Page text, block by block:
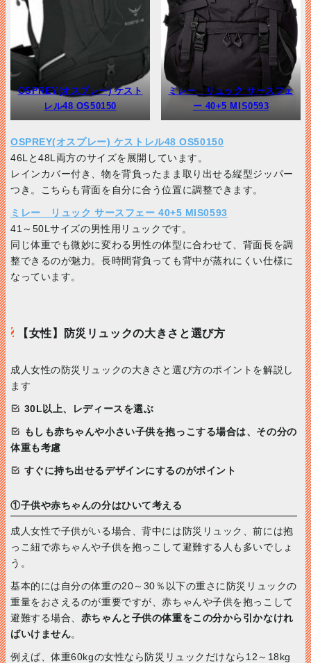
OSPREY(オスプレー) ケスト
レル48 OS50150
ミレー リュック サースフェ
ー 40+5 MIS0593
OSPREY(オスプレー) ケストレル48 OS50150
46Lと48L両方のサイズを展開しています。
レインカバー付き、物を背負ったまま取り出せる縦型ジッパー
つき。こちらも背面を自分に合う位置に調整できます。
ミレー リュック サースフェー 40+5 MIS0593
41～50Lサイズの男性用リュックです。
同じ体重でも微妙に変わる男性の体型に合わせて、背面長を調
整できるのが魅力。長時間背負っても背中が蒸れにくい仕様に
なっています。
【女性】防災リュックの大きさと選び方
成人女性の防災リュックの大きさと選び方のポイントを解説し
ます
30L以上、レディースを選ぶ
もしも赤ちゃんや小さい子供を抱っこする場合は、その分の
体重も考慮
すぐに持ち出せるデザインにするのがポイント
①子供や赤ちゃんの分はひいて考える
成人女性で子供がいる場合、背中には防災リュック、前には抱
っこ紐で赤ちゃんや子供を抱っこして避難する人も多いでしょ
う。
基本的には自分の体重の20～30％以下の重さに防災リュックの
重量をおさえるのが重要ですが、赤ちゃんや子供を抱っこして
避難する場合、 赤ちゃんと子供の体重をこの分から引かなけれ
ばいけません。
例えば、体重60kgの女性なら防災リュックだけなら12～18kg